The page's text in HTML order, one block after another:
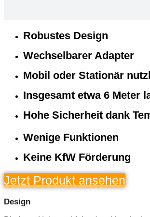
Robustes Design
Wechselbarer Adapter
Mobil oder Stationär
Insgesamt etwa 6 Meter
Hohe Sicherheit dank
Wenige Funktionen
Keine KfW Förderung
Jetzt Produkt ansehen
Design